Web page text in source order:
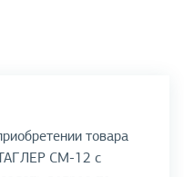
товара
СМ-12 с